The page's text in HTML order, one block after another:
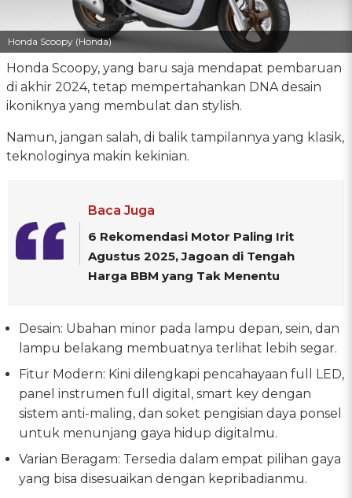
Honda Scoopy (Honda)
Honda Scoopy, yang baru saja mendapat pembaruan
di akhir 2024, tetap mempertahankan DNA desain
ikoniknya yang membulat dan stylish.
Namun, jangan salah, di balik tampilannya yang klasik,
teknologinya makin kekinian.
Baca Juga
6 Rekomendasi Motor Paling Irit
Agustus 2025, Jagoan di Tengah
Harga BBM yang Tak Menentu
Desain: Ubahan minor pada lampu depan, sein, dan
lampu belakang membuatnya terlihat lebih segar.
Fitur Modern: Kini dilengkapi pencahayaan full LED,
panel instrumen full digital, smart key dengan
sistem anti-maling, dan soket pengisian daya ponsel
untuk menunjang gaya hidup digitalmu.
Varian Beragam: Tersedia dalam empat pilihan gaya
yang bisa disesuaikan dengan kepribadianmu.